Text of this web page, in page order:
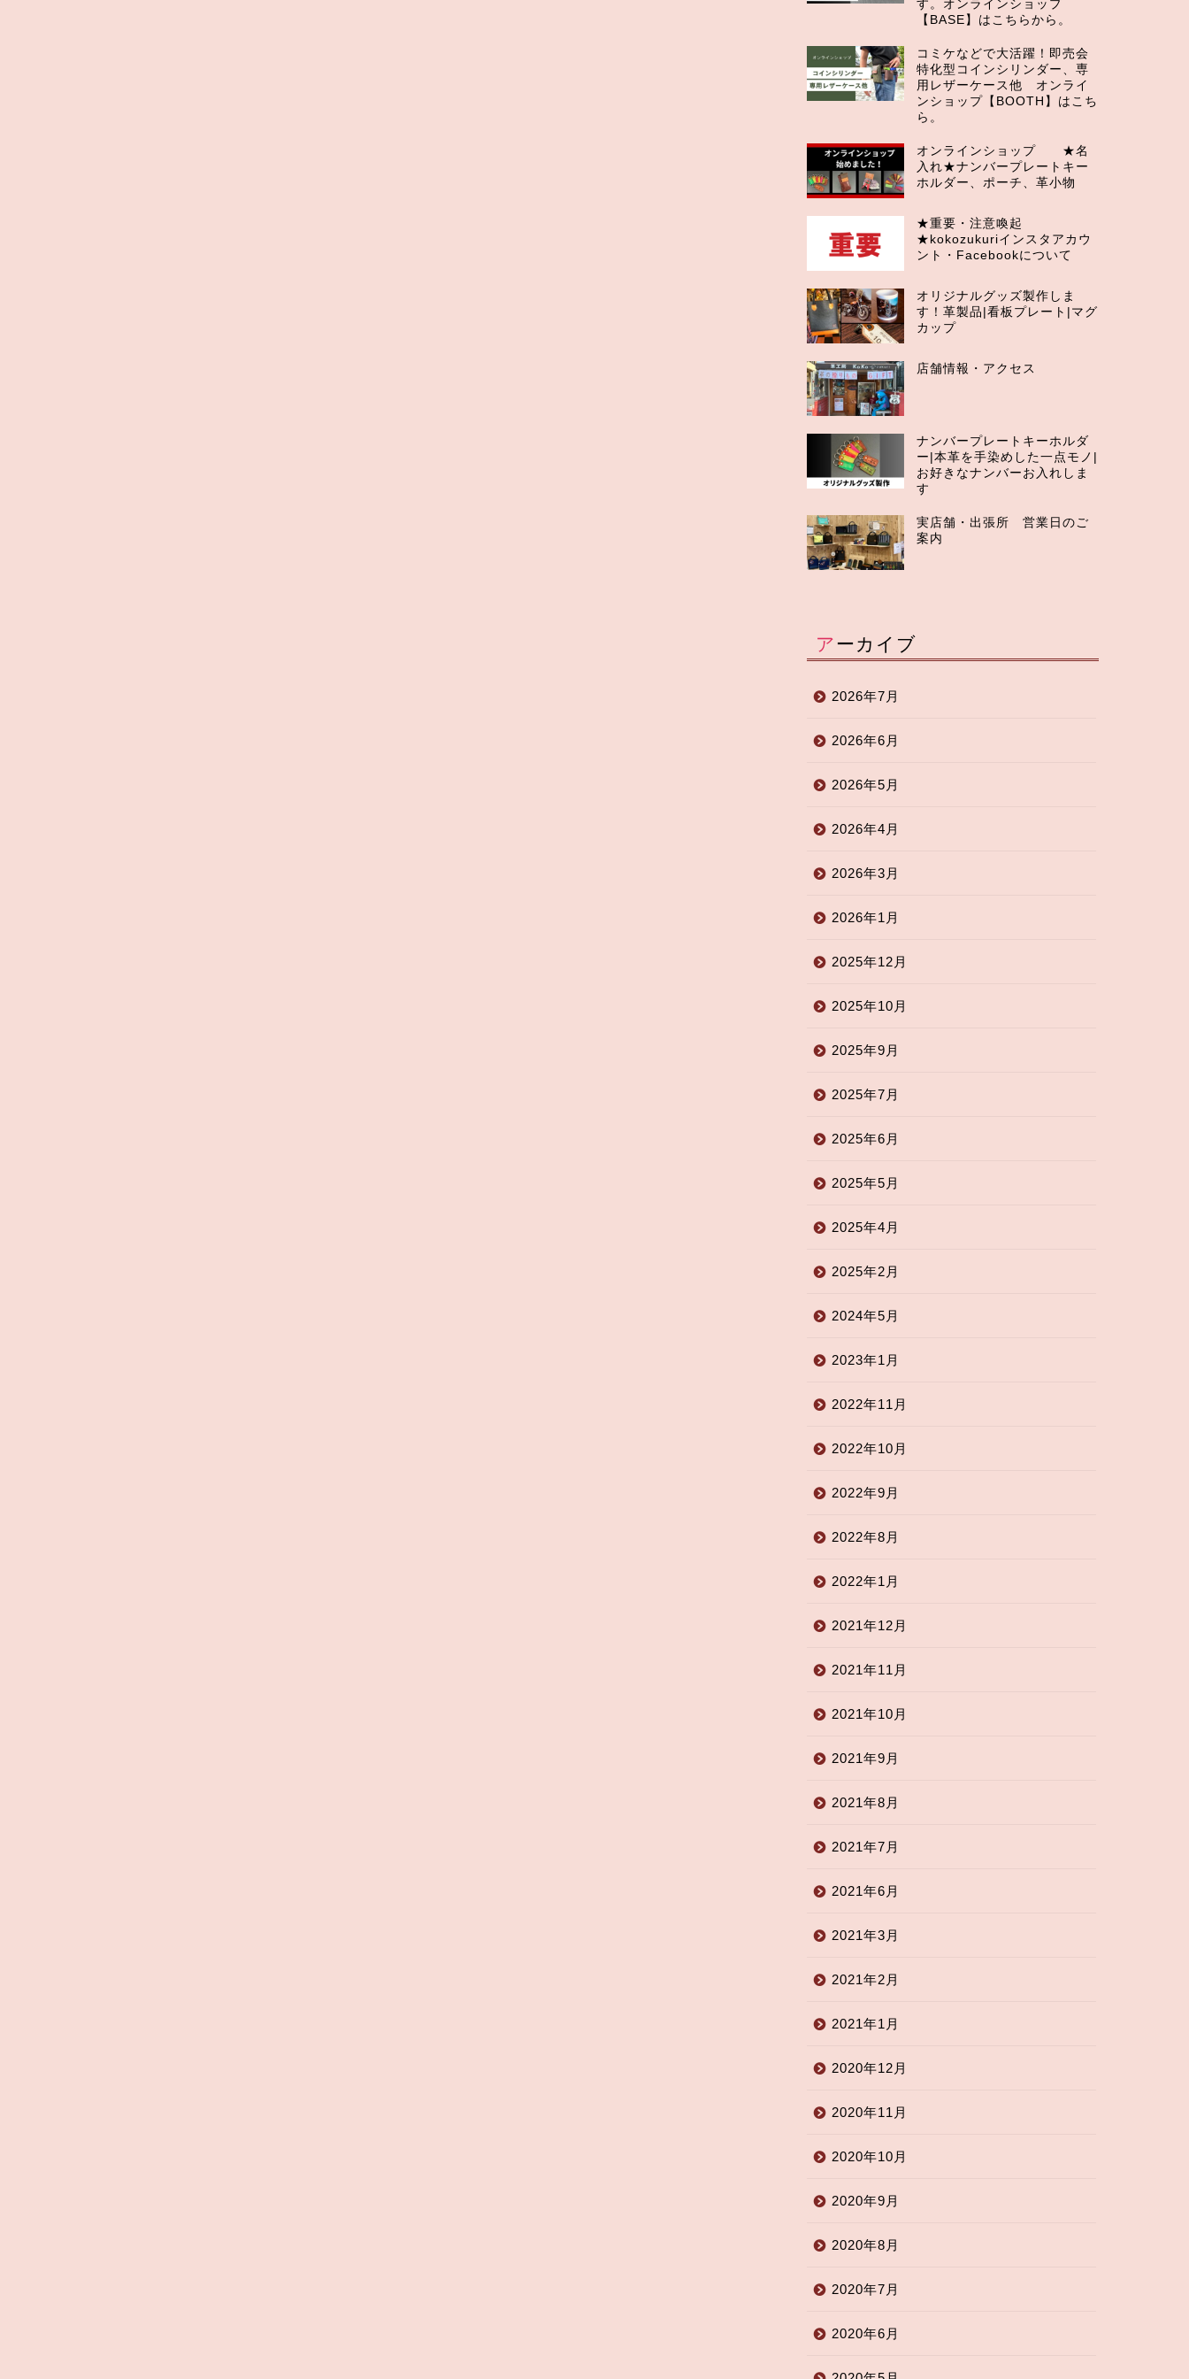
す。オンラインショップ
【BASE】はこちらから。
コミケなどで大活躍！即売会
特化型コインシリンダー、専
用レザーケース他 オンライ
ンショップ【BOOTH】はこち
ら。
オンラインショップ ★名
入れ★ナンバープレートキー
ホルダー、ポーチ、革小物
★重要・注意喚起
★kokozukuriインスタアカウ
ント・Facebookについて
オリジナルグッズ製作しま
す！革製品|看板プレート|マグ
カップ
店舗情報・アクセス
ナンバープレートキーホルダ
ー|本革を手染めした一点モノ|
お好きなナンバーお入れしま
す
実店舗・出張所 営業日のご
案内
アーカイブ
2026年7月
2026年6月
2026年5月
2026年4月
2026年3月
2026年1月
2025年12月
2025年10月
2025年9月
2025年7月
2025年6月
2025年5月
2025年4月
2025年2月
2024年5月
2023年1月
2022年11月
2022年10月
2022年9月
2022年8月
2022年1月
2021年12月
2021年11月
2021年10月
2021年9月
2021年8月
2021年7月
2021年6月
2021年3月
2021年2月
2021年1月
2020年12月
2020年11月
2020年10月
2020年9月
2020年8月
2020年7月
2020年6月